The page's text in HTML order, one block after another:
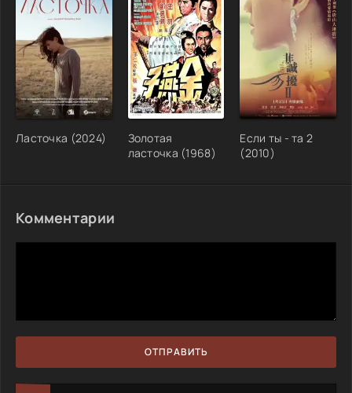
Ласточка (2024)
Золотая
ласточка (1968)
Если ты - та 2
(2010)
Комментарии
ОТПРАВИТЬ